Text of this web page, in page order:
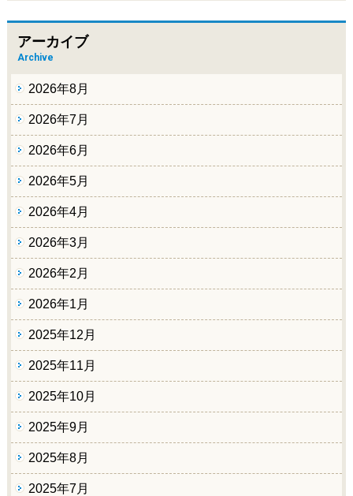
アーカイブ
Archive
2026年8月
2026年7月
2026年6月
2026年5月
2026年4月
2026年3月
2026年2月
2026年1月
2025年12月
2025年11月
2025年10月
2025年9月
2025年8月
2025年7月